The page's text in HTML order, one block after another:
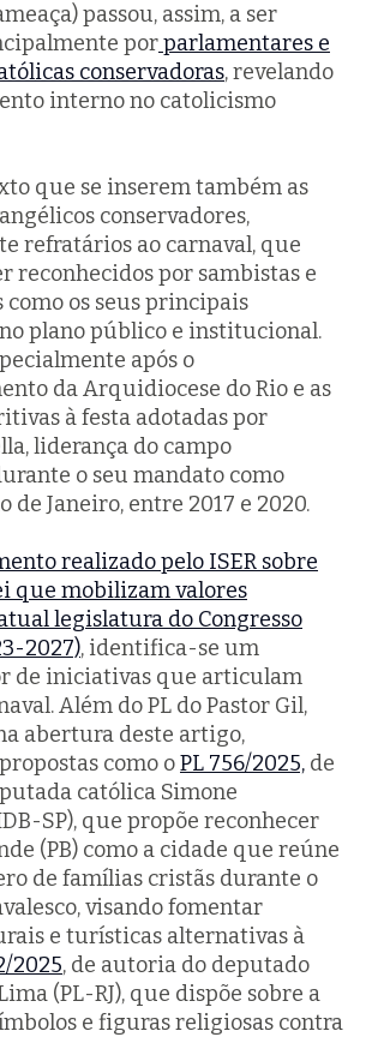
passou, assim, a ser
porparlamentares e
conservadoras, revelando
interno no catolicismo
que se inserem também as
conservadores,
refratários ao carnaval, que
reconhecidos por sambistas e
como os seus principais
plano público e institucional.
após o
da Arquidiocese do Rio e as
à festa adotadas por
liderança do campo
o seu mandato como
de Janeiro, entre 2017 e 2020.
realizado pelo ISER sobre
que mobilizam valores
legislatura do Congresso
2027), identifica-se um
de iniciativas que articulam
Além do PL do Pastor Gil,
abertura deste artigo,
como oPL 756/2025, de
católica Simone
SP), que propõe reconhecer
(PB) como a cidade que reúne
de famílias cristãs durante o
visando fomentar
e turísticas alternativas à
2025, de autoria do deputado
(PL-RJ), que dispõe sobre a
e figuras religiosas contra